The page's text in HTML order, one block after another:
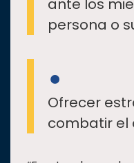
ante los
persona o
Ofrecer
combatir el